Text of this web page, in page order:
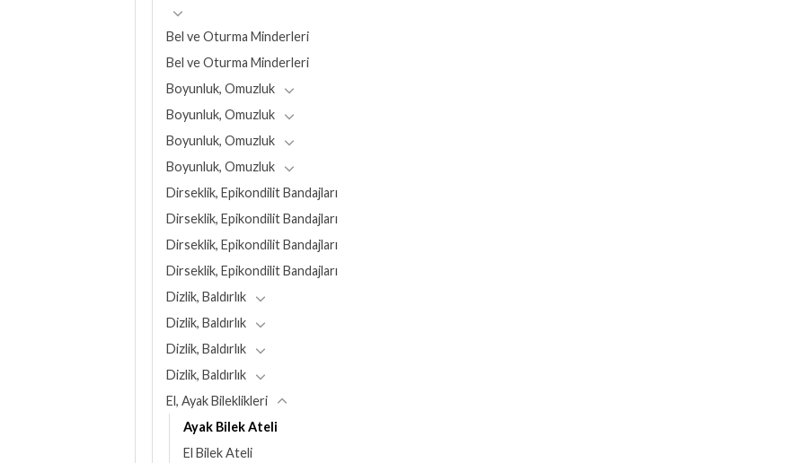
Bel ve Oturma Minderleri
Bel ve Oturma Minderleri
Boyunluk, Omuzluk
Boyunluk, Omuzluk
Boyunluk, Omuzluk
Boyunluk, Omuzluk
Dirseklik, Epikondilit Bandajları
Dirseklik, Epikondilit Bandajları
Dirseklik, Epikondilit Bandajları
Dirseklik, Epikondilit Bandajları
Dizlik, Baldırlık
Dizlik, Baldırlık
Dizlik, Baldırlık
Dizlik, Baldırlık
El, Ayak Bileklikleri
Ayak Bilek Ateli
El Bilek Ateli